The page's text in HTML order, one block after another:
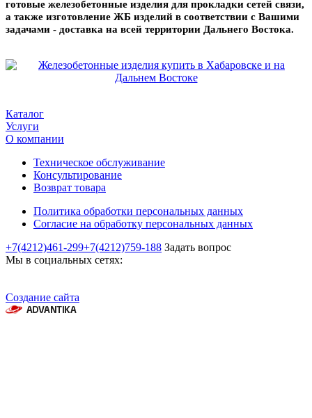
готовые железобетонные изделия для прокладки сетей связи,
а также изготовление ЖБ изделий в соответствии с Вашими
задачами - доставка на всей территории Дальнего Востока.
Каталог
Услуги
О компании
Техническое обслуживание
Консультирование
Возврат товара
Политика обработки персональных данных
Согласие на обработку персональных данных
+7(4212)461-299+7(4212)759-188 Задать вопрос
Мы в социальных сетях:
Создание сайта